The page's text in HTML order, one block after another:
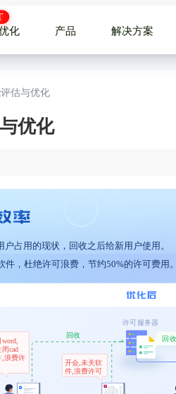
化 产品 解决方案
估与优化
优化